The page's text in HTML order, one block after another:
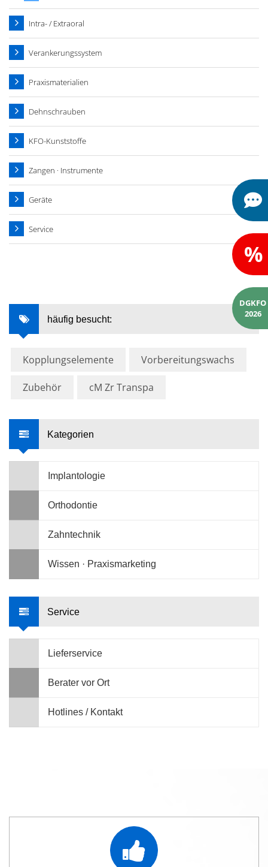
Intra- / Extraoral
Verankerungssystem
Praxismaterialien
Dehnschrauben
KFO-Kunststoffe
Zangen · Instrumente
Geräte
Service
häufig besucht:
Kopplungselemente Vorbereitungswachs
Zubehör cM Zr Transpa
Kategorien
Implantologie
Orthodontie
Zahntechnik
Wissen · Praxismarketing
Service
Lieferservice
Berater vor Ort
Hotlines / Kontakt
%
DGKFO
2026